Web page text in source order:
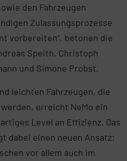
den Fahrzeugen
Zulassungsprozesse
vorbereiten“, betonen die
Speith, Christoph
und Simone Probst.
leichten Fahrzeugen, die
erreicht NeMo ein
Level an Effizienz. Das
dabei einen neuen Ansatz:
vor allem auch im